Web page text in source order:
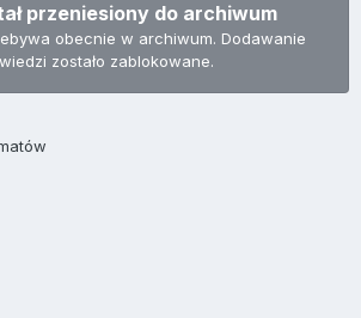
przeniesiony do archiwum
obecnie w archiwum. Dodawanie
zostało zablokowane.